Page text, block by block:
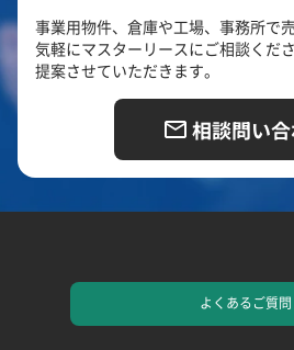
事業用物件、倉庫や工場、事務所で
気軽にマスターリースにご相談くだ
提案させていただきます。
相談問い
よくあるご質問